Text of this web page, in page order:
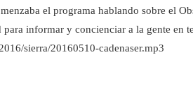
el programa hablando sobre el
informar y concienciar a la gente en
sierra/20160510-cadenaser.mp3